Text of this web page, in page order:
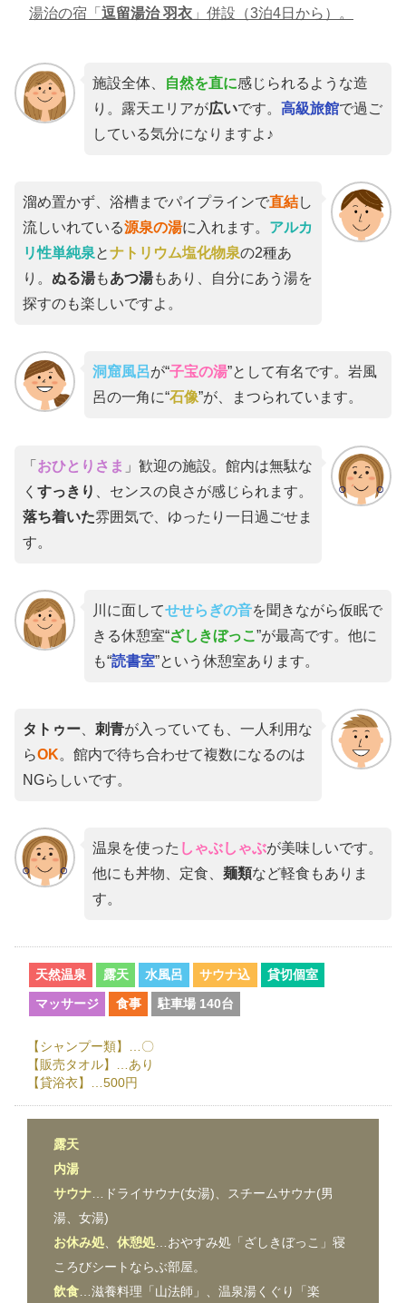
湯治の宿「 逗留湯治 羽衣 」併設（3泊4日から）。
施設全体、 自然を直に感じられるような造
り。露天エリアが広いです。 高級旅館で過ご
している気分になりますよ♪
溜め置かず、浴槽までパイプラインで直結し
流しいれている源泉の湯に入れます。 アルカ
リ性単純泉とナトリウム塩化物泉の2種あ
り。 ぬる湯もあつ湯もあり、自分にあう湯を
探すのも楽しいですよ。
洞窟風呂が“子宝の湯”として有名です。岩風
呂の一角に“石像”が、まつられています。
「 おひとりさま 」歓迎の施設。館内は無駄な
く すっきり
、センスの良さが感じられます。
落ち着いた雰囲気で、ゆったり一日過ごせま
す。
川に面してせせらぎの音を聞きながら仮眠で
きる休憩室“ざしきぼっこ ”が最高です。他に
も“読書室”という休憩室あります。
タトゥー 刺青が入っていても、一人利用な
らOK。館内で待ち合わせて複数になるのは
NGらしいです。
温泉を使った しゃぶしゃぶが美味しいです。
他にも丼物、定食、 麺類など軽食もありま
す。
天然温泉 露天 水風呂 サウナ込 貸切個室
マッサージ 食事 駐車場 140台
【シャンプー類】…〇
【販売タオル】…あり
【貸浴衣】…500円
露天
内湯
サウナ …ドライサウナ(女湯)、スチームサウナ(男
湯、女湯)
お休み処 、休憩処 …おやすみ処「ざしきぼっこ」寝
ころびシートならぶ部屋。
飲食 …滋養料理「山法師」、温泉湯くぐり「楽